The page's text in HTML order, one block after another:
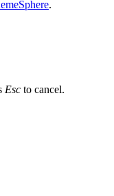
.
Esc to cancel.